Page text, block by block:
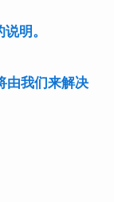
明。
由我们来解决